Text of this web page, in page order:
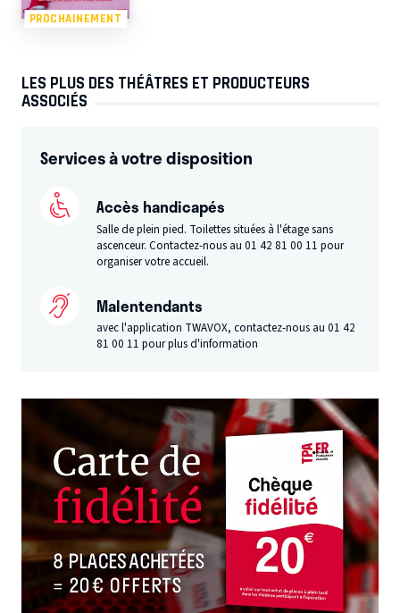
PROCHAINEMENT
LES PLUS DES THÉÂTRES ET PRODUCTEURS
ASSOCIÉS
Services à votre disposition
Accès handicapés
Salle de plein pied. Toilettes situées à l'étage sans
ascenceur. Contactez-nous au 01 42 81 00 11 pour
organiser votre accueil.
Malentendants
avec l'application TWAVOX, contactez-nous au 01 42
81 00 11 pour plus d'information